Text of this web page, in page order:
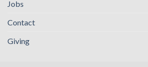
Jobs
Contact
Giving